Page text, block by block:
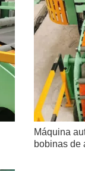
Máquina
bobinas de